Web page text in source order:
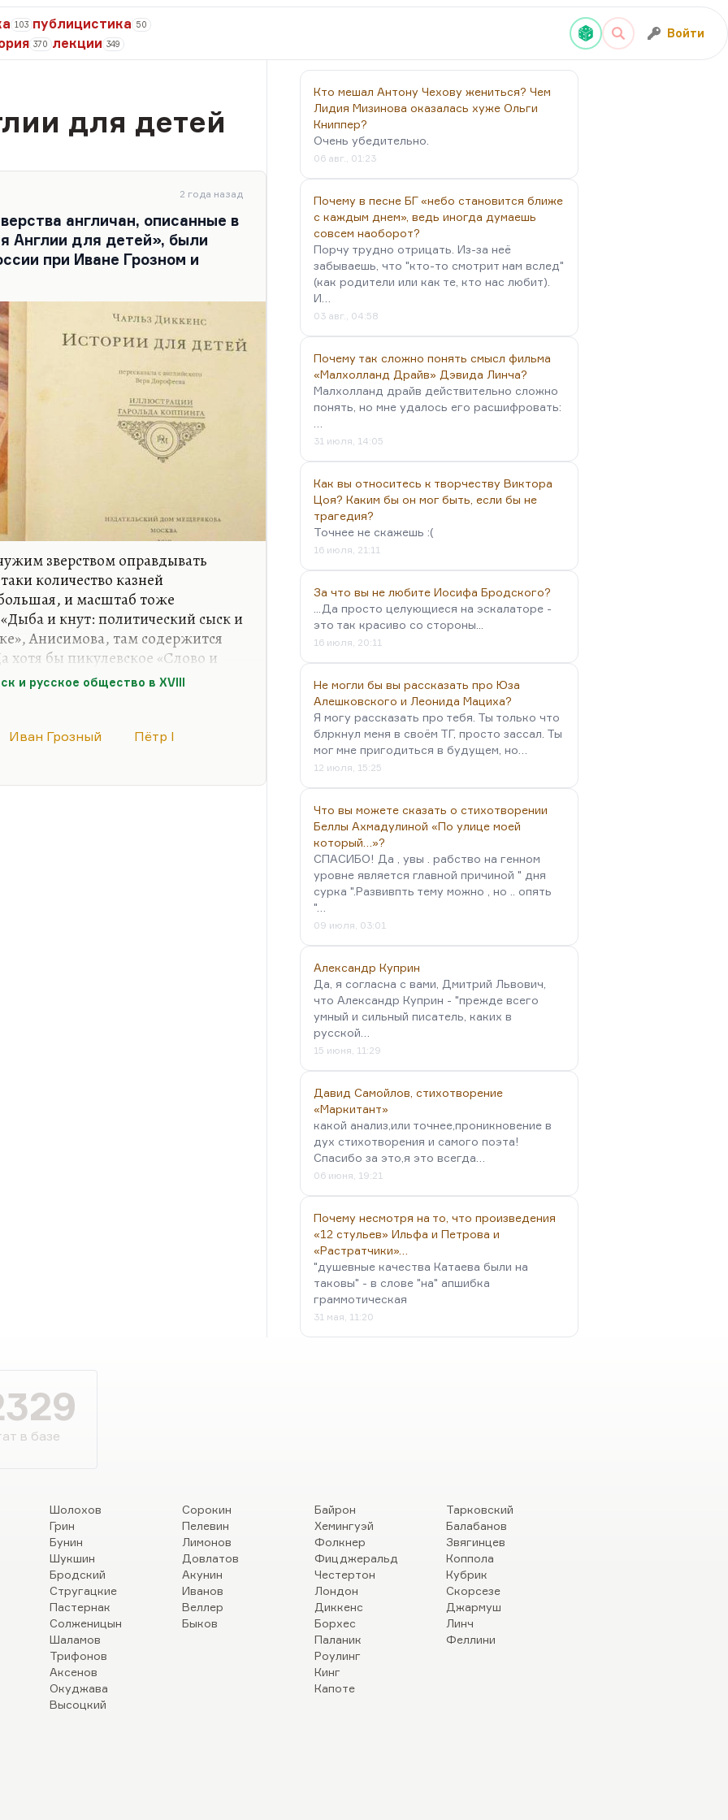
103 публицистика 50
370 лекции 349
Войти
для детей
2 года назад
англичан, описанные в
Англии для детей», были
при Иване Грозном и
зверством оправдывать
количество казней
и масштаб тоже
и кнут: политический сыск и
Анисимова, там содержится
хотя бы пикулевское «Слово и
жестокости Англии. Я
Средневековье примерно на
мощный компенсаторный
достоинства был развит в
в Англии существовала.
и русское общество в XVIII
Иван Грозный
Пётр I
Кто мешал Антону Чехову жениться? Чем
Лидия Мизинова оказалась хуже Ольги
Книппер?
Очень убедительно.
06 авг., 01:23
Почему в песне БГ «небо становится ближе
с каждым днем», ведь иногда думаешь
совсем наоборот?
Порчу трудно отрицать. Из-за неё
забываешь, что "кто-то смотрит нам вслед"
(как родители или как те, кто нас любит).
И…
03 авг., 04:58
Почему так сложно понять смысл фильма
«Малхолланд Драйв» Дэвида Линча?
Малхолланд драйв действительно сложно
понять, но мне удалось его расшифровать:
31 июля, 14:05
Как вы относитесь к творчеству Виктора
Цоя? Каким бы он мог быть, если бы не
трагедия?
Точнее не скажешь :(
16 июля, 21:11
За что вы не любите Иосифа Бродского?
...Да просто целующиеся на эскалаторе -
это так красиво со стороны...
16 июля, 20:11
Не могли бы вы рассказать про Юза
Алешковского и Леонида Мациха?
Я могу рассказать про тебя. Ты только что
блркнул меня в своём ТГ, просто зассал. Ты
мог мне пригодиться в будущем, но…
12 июля, 15:25
Что вы можете сказать о стихотворении
Беллы Ахмадулиной «По улице моей
который…»?
СПАСИБО! Да , увы . рабство на генном
уровне является главной причиной " дня
сурка ".Развивпть тему можно , но .. опять
"…
09 июля, 03:01
Александр Куприн
Да, я согласна с вами, Дмитрий Львович,
что Александр Куприн - "прежде всего
умный и сильный писатель, каких в
русской…
15 июня, 11:29
Давид Самойлов, стихотворение
«Маркитант»
какой анализ,или точнее,проникновение в
дух стихотворения и самого поэта!
Спасибо за это,я это всегда…
06 июня, 19:21
Почему несмотря на то, что произведения
«12 стульев» Ильфа и Петрова и
«Растратчики»…
"душевные качества Катаева были на
таковы" - в слове "на" апшибка
граммотическая
31 мая, 11:20
в базе
Шолохов
Грин
Бунин
Шукшин
Бродский
Стругацкие
Пастернак
Солженицын
Шаламов
Трифонов
Аксенов
Окуджава
Высоцкий
Сорокин
Пелевин
Лимонов
Довлатов
Акунин
Иванов
Веллер
Быков
Байрон
Хемингуэй
Фолкнер
Фицджеральд
Честертон
Лондон
Диккенс
Борхес
Паланик
Роулинг
Кинг
Капоте
Тарковский
Балабанов
Звягинцев
Коппола
Кубрик
Скорсезе
Джармуш
Линч
Феллини